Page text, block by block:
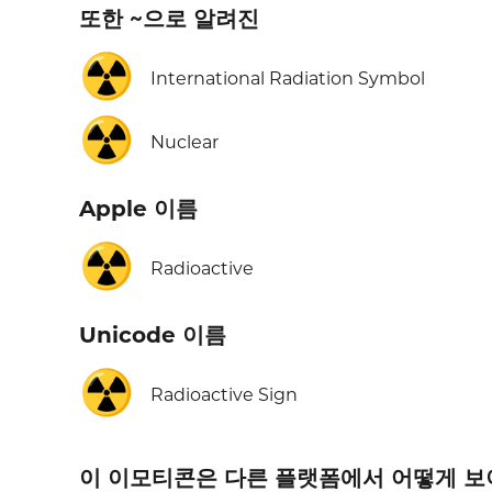
또한 ~으로 알려진
☢️ International Radiation Symbol
☢️ Nuclear
Apple 이름
☢️ Radioactive
Unicode 이름
☢️ Radioactive Sign
이 이모티콘은 다른 플랫폼에서 어떻게